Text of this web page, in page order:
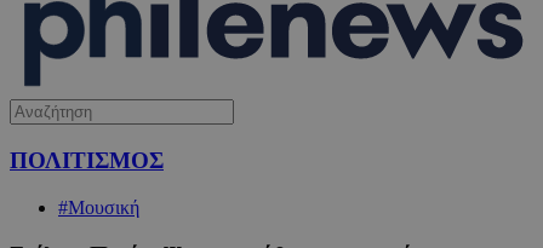
ΠΟΛΙΤΙΣΜΟΣ
#Μουσική